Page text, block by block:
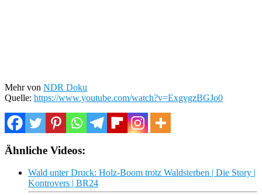
Mehr von NDR Doku
Quelle: https://www.youtube.com/watch?v=ExgvgzBGJo0
Ähnliche Videos:
Wald unter Druck: Holz-Boom trotz Waldsterben | Die Story |
Kontrovers | BR24